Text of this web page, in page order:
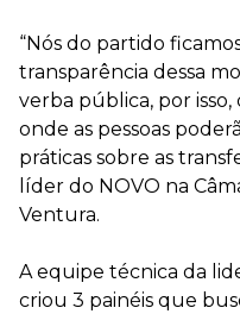
“Nós do partido
transparência dessa
verba pública, por
onde as pessoas
práticas sobre as
líder do NOVO na
Ventura.
A equipe técnica da
criou 3 painéis que